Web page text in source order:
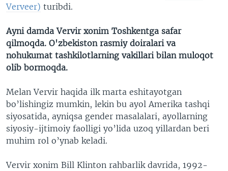
Verveer) turibdi.
Ayni damda Vervir xonim Toshkentga safar
qilmoqda. O'zbekiston rasmiy doiralari va
nohukumat tashkilotlarning vakillari bilan muloqot
olib bormoqda.
Melan Vervir haqida ilk marta eshitayotgan
bo’lishingiz mumkin, lekin bu ayol Amerika tashqi
siyosatida, ayniqsa gender masalalari, ayollarning
siyosiy-ijtimoiy faolligi yo’lida uzoq yillardan beri
muhim rol o’ynab keladi.
Vervir xonim Bill Klinton rahbarlik davrida, 1992-